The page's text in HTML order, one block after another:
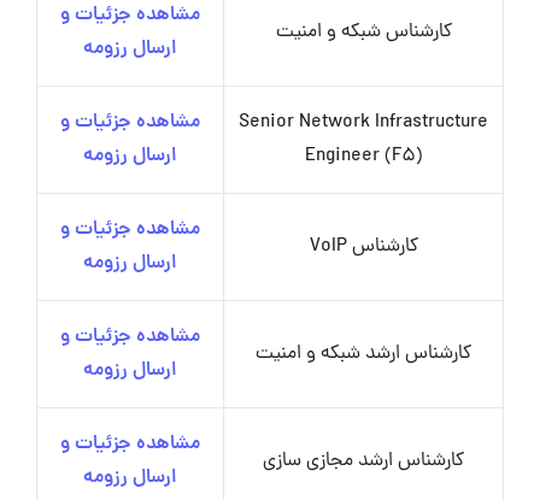
کارشناس شبکه و امنیت
مشاهده جزئیات و
ارسال رزومه
Senior Network Infrastructure
Engineer (F5)
مشاهده جزئیات و
ارسال رزومه
کارشناس VoIP
مشاهده جزئیات و
ارسال رزومه
کارشناس ارشد شبکه و امنیت
مشاهده جزئیات و
ارسال رزومه
کارشناس ارشد مجازی سازی
مشاهده جزئیات و
ارسال رزومه